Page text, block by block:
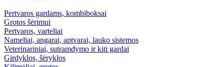
Pertvaros gardams, kombiboksai
Grotos šėrimui
Pertvaros, varteliai
Nameliai, angarai, aptvarai, lauko sistemos
Veterinariniai, sutramdymo ir kiti gardai
Girdyklos, šėryklos